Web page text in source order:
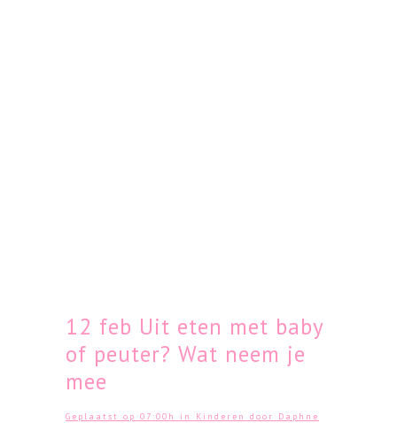
12 feb Uit eten met baby
of peuter? Wat neem je
mee
Geplaatst op 07:00h in Kinderen door Daphne